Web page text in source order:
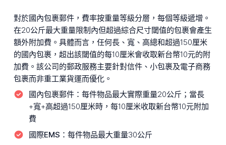
對於國內包裹郵件，費率按重量等級分層，每個等級遞增。
在20公斤最大重量限制內但超過綜合尺寸閾值的包裹會產生
額外附加費。具體而言，任何長、寬、高總和超過150厘米
的國內包裹，超出該閾值的每10厘米會收取新台幣10元的附
加費。該公司的郵政服務主要針對信件、小包裹及電子商務
包裹而非重工業貨運而優化。
國內包裹郵件： 每件物品最大實際重量20公斤；當長
+寬+高超過150厘米時，每10厘米收取新台幣10元附加
費
國際EMS： 每件物品最大重量30公斤